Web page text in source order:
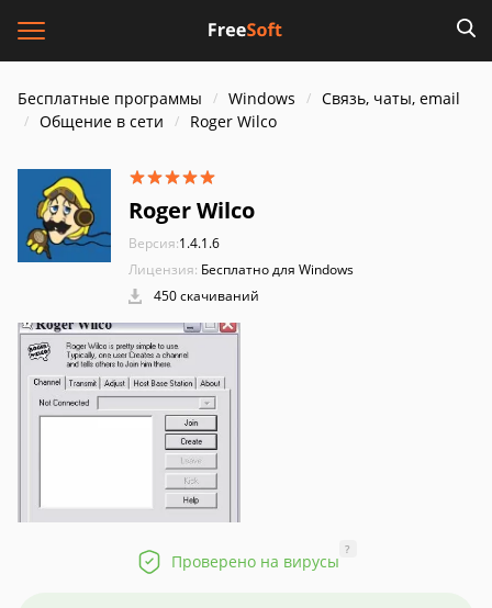
Бесплатные программы Windows
Связь, чаты, email
Общение в сети
Roger Wilco
Roger Wilco
Версия:1.4.1.6
Лицензия: Бесплатно для Windows
450 скачиваний
Проверено на вирусы
?